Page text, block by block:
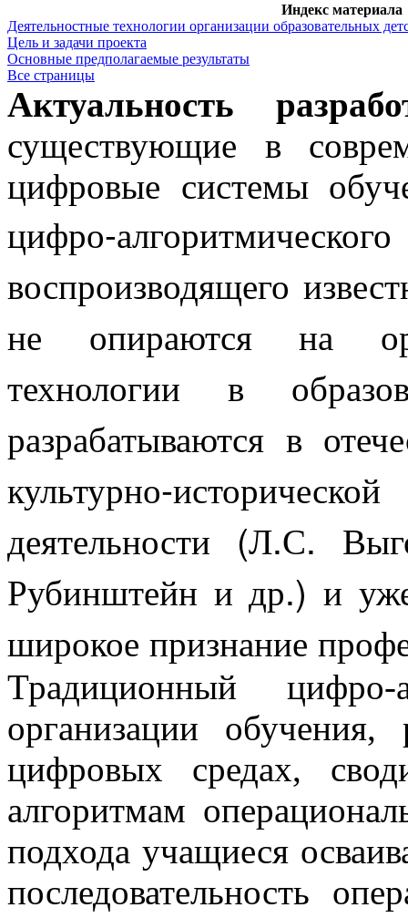
Индекс материала
Деятельностные технологии организации образовательных
Цель и задачи проекта
Основные предполагаемые результаты
Все страницы
Актуальность
существующие в
цифровые системы
цифро-
воспроизводящего
не опираются на
технологии в
разрабатываются в
культурно-
деятельности (Л.С.
Рубинштейн и др.) и
широкое признание
Традиционный
организации обучения,
цифровых средах,
алгоритмам
подхода учащиеся
последовательность